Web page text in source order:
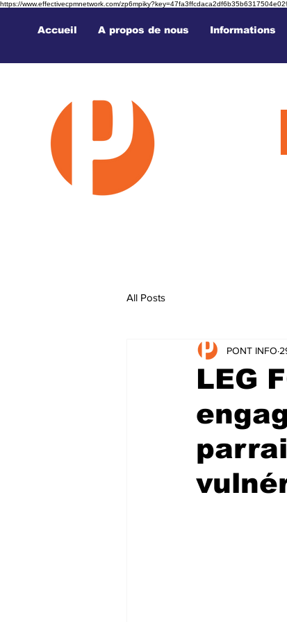
https://www.effectivecpmnetwork.com/
Accueil A propos de nous Informations
All Posts
LEG
PONT INFO